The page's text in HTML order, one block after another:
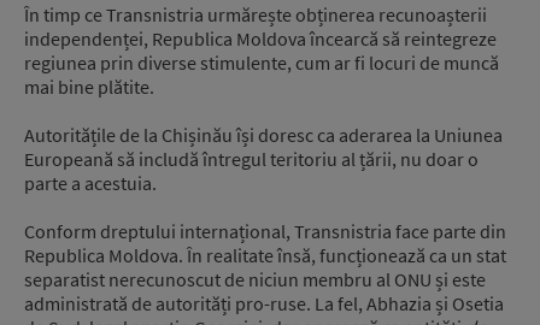
În timp ce Transnistria urmărește obținerea recunoașterii
independenței, Republica Moldova încearcă să reintegreze
regiunea prin diverse stimulente, cum ar fi locuri de muncă
mai bine plătite.
Autoritățile de la Chișinău își doresc ca aderarea la Uniunea
Europeană să includă întregul teritoriu al țării, nu doar o
parte a acestuia.
Conform dreptului internațional, Transnistria face parte din
Republica Moldova. În realitate însă, funcționează ca un stat
separatist nerecunoscut de niciun membru al ONU și este
administrată de autorități pro-ruse. La fel, Abhazia și Osetia